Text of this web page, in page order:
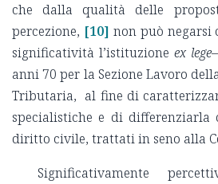
che dalla qualità delle
percezione, [10] non può negarsi
significatività l’istituzioneex lege
anni 70 per la Sezione Lavoro
Tributaria, al fine di
specialistiche e di
diritto civile, trattati in seno alla
Significativamente